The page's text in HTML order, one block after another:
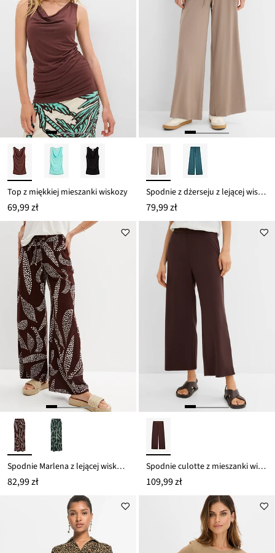
Top z miękkiej mieszanki wiskozy
69,99 zł
Spodnie z dżerseju z lejącej wiskozy
79,99 zł
Spodnie Marlena z lejącej wiskozy
82,99 zł
Spodnie culotte z mieszanki wiskozy
109,99 zł